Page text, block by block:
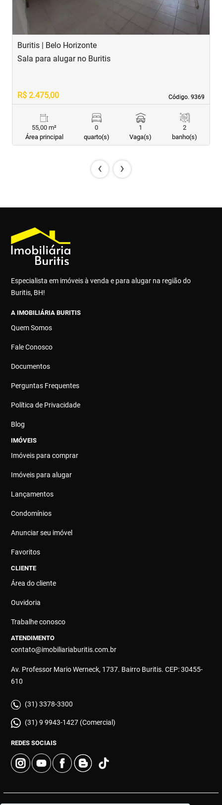
Buritis | Belo Horizonte
Código. 9369
Código. 9369
Sala para alugar no Buritis
R$ 2.475,00
55,00 m²
Área principal
0
quarto(s)
1
Vaga(s)
2
banho(s)
‹ ›
Especialista em imóveis à venda e para alugar na região do
Buritis, BH!
A IMOBILIÁRIA BURITIS
Quem Somos
Fale Conosco
Documentos
Perguntas Frequentes
Política de Privacidade
Blog
IMÓVEIS
Imóveis para comprar
Imóveis para alugar
Lançamentos
Condomínios
Anunciar seu imóvel
Favoritos
CLIENTE
Área do cliente
Ouvidoria
Trabalhe conosco
ATENDIMENTO
contato@imobiliariaburitis.com.br
Av. Professor Mario Werneck, 1737. Bairro Buritis. CEP: 30455-
610
(31) 3378-3300
(31) 9 9943-1427 (Comercial)
REDES SOCIAIS